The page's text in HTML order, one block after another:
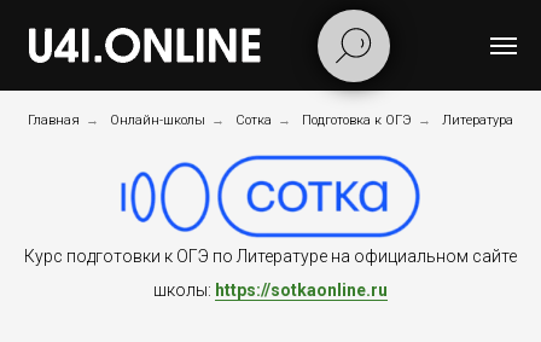
Главная → Онлайн-школы → Сотка → Подготовка к ОГЭ → Литература
Курс подготовки к ОГЭ по Литературе на официальном сайте
школы: https://sotkaonline.ru